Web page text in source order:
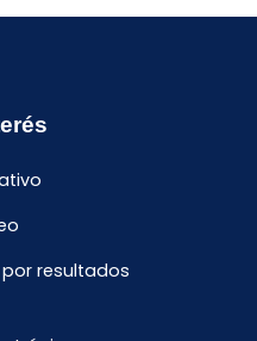
por resultados